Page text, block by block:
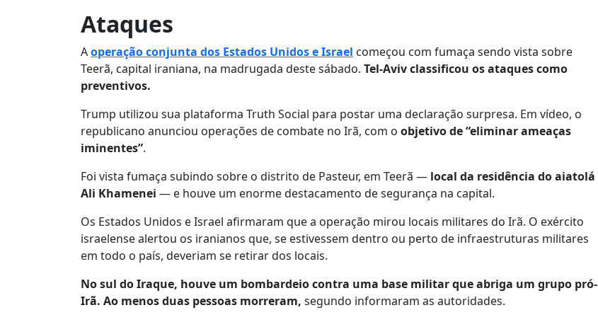
Ataques
Aoperação conjunta dos Estados Unidos e Israel começou com fumaça sendo vista sobre
Teerã, capital iraniana, na madrugada deste sábado. Tel-Aviv classificou os ataques como
preventivos.
Trump utilizou sua plataforma Truth Social para postar uma declaração surpresa. Em vídeo, o
republicano anunciou operações de combate no Irã, com o objetivo de “eliminar ameaças
iminentes”.
Foi vista fumaça subindo sobre o distrito de Pasteur, em Teerã — local da residência do aiatolá
Ali Khamenei — e houve um enorme destacamento de segurança na capital.
Os Estados Unidos e Israel afirmaram que a operação mirou locais militares do Irã. O exército
israelense alertou os iranianos que, se estivessem dentro ou perto de infraestruturas militares
em todo o país, deveriam se retirar dos locais.
No sul do Iraque, houve um bombardeio contra uma base militar que abriga um grupo pró-
Irã. Ao menos duas pessoas morreram, segundo informaram as autoridades.